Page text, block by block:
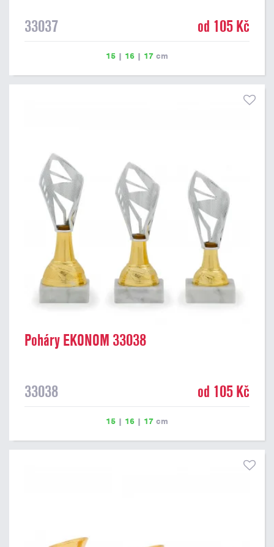
33037 od 105 Kč
15 | 16 | 17 cm
Poháry EKONOM 33038
33038 od 105 Kč
15 | 16 | 17 cm